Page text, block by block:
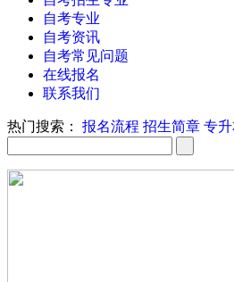
自考专业
自考资讯
自考常见问题
在线报名
联系我们
热门搜索： 报名流程 招生简章 专